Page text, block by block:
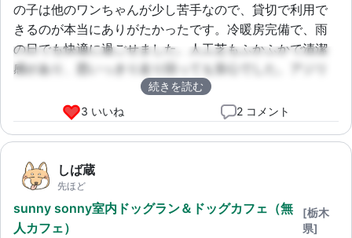
の子は他のワンちゃんが少し苦手なので、貸切で利用で
きるのが本当にありがたかったです。冷暖房完備で、雨
の日でも快適に過ごせました。人工芝もふかふかで清潔
感があり、思いっきり走り回っても安心でした。アジリ
ティもたくさんあって、夢中で遊んでいましたよー！可
愛いフォトブースで記念写真も撮れて、飼い主も大満足
です🥰 無人カフェのドリンクも嬉しいサービスでした！
また絶対リピートします！
続きを読む
3 いいね
2 コメント
しば蔵
先ほど
sunny sonny室内ドッグラン＆ドッグカフェ（無
人カフェ）
[栃木
県]